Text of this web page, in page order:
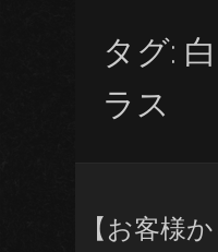
タグ:
ラス
【お客様